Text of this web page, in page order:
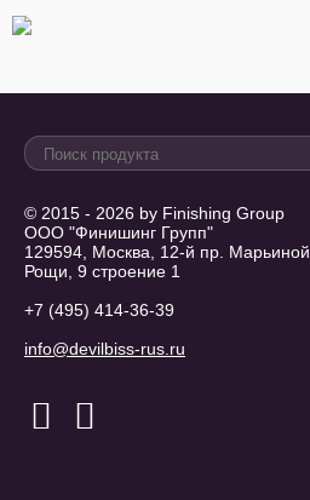
© 2015 - 2026 by Finishing Group
ООО "Финишинг Групп"
129594, Москва, 12-й пр. Марьиной
Рощи, 9 строение 1
+7 (495) 414-36-39
info@devilbiss-rus.ru